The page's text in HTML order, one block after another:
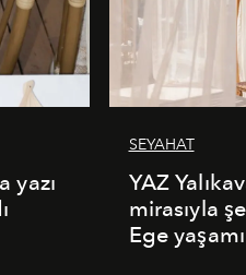
yazı
SEYAHAT
YAZ
mirasıyla
Ege yaşamı